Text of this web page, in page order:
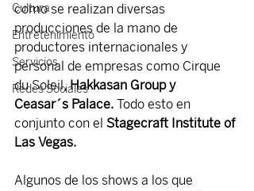
Cultura
Entretenimiento
Servicios
Redes Sociales
como se realizan diversas
producciones de la mano de
productores internacionales y
personal de empresas como Cirque
du Soleil, Hakkasan Group y
Ceasar´s Palace. Todo esto en
conjunto con el Stagecraft Institute of
Las Vegas.
Algunos de los shows a los que